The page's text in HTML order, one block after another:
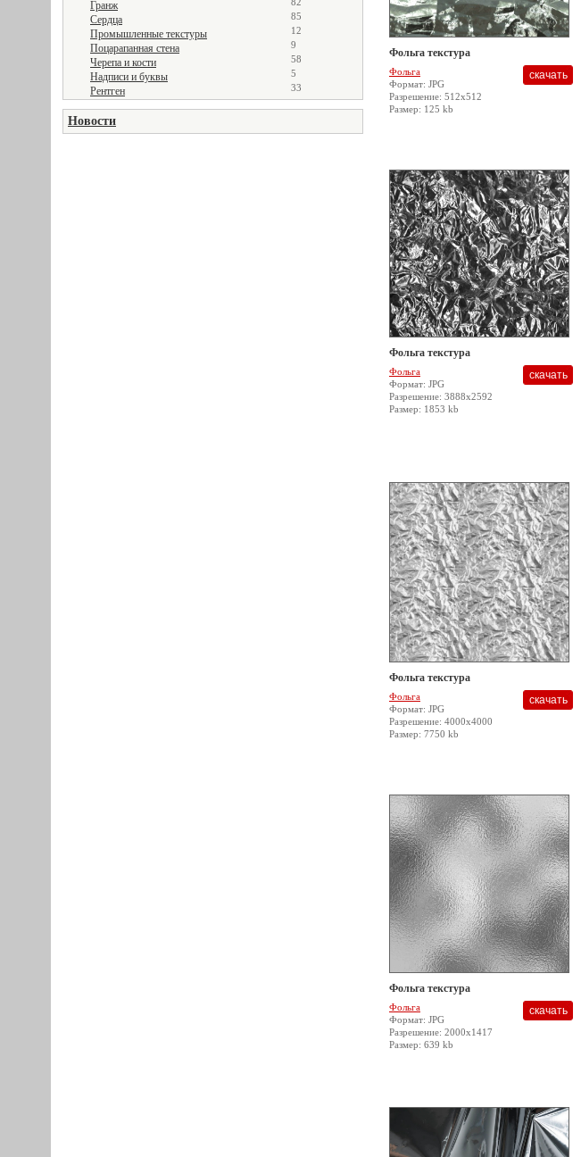
Гранж
Сердца 85
Промышленные текстуры 12
Поцарапанная стена 9
Черепа и кости 58
Надписи и буквы 5
Рентген 33
Новости
Фольга текстура
Фольга
Формат: JPG
Разрешение: 512x512
Размер: 125 kb
Фольга текстура
Фольга
Формат: JPG
Разрешение: 3888x2592
Размер: 1853 kb
Фольга текстура
Фольга
Формат: JPG
Разрешение: 4000x4000
Размер: 7750 kb
Фольга текстура
Фольга
Формат: JPG
Разрешение: 2000x1417
Размер: 639 kb